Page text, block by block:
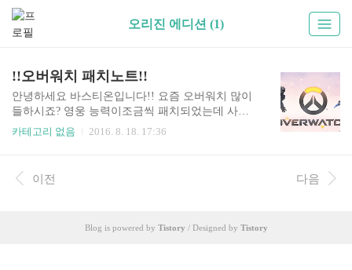
오리진 에디션 (1)
!!오버워치 패치노트!!
안녕하세요 바스티온입니다!! 요즘 오버워치 많이
들하시죠? 영웅 능력이조금씩 패치되었는데 사진
으로 보여드리겠습니다!! 버프:한조,메이,메르시
카테고리 없음 2016. 8. 18. 17:36
이전 다음
Blog is powered by Tistory / Designed by Tistory